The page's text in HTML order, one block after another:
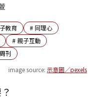
教育 # 同理心
#親子互動
刊
image source: 示意圖／pexels